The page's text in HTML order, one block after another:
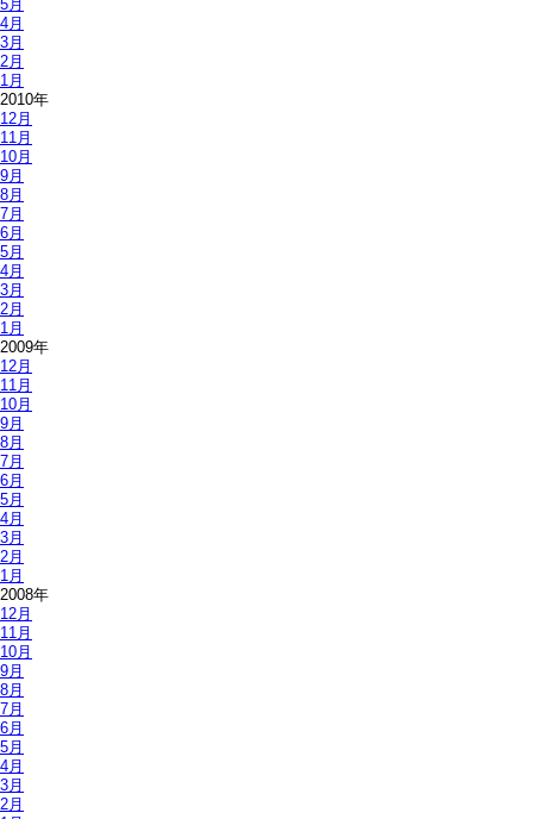
5月
4月
3月
2月
1月
2010年
12月
11月
10月
9月
8月
7月
6月
5月
4月
3月
2月
1月
2009年
12月
11月
10月
9月
8月
7月
6月
5月
4月
3月
2月
1月
2008年
12月
11月
10月
9月
8月
7月
6月
5月
4月
3月
2月